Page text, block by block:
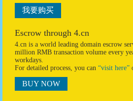
我要购买
Escrow through 4.cn
4.cn is a world leading domain escrow
million RMB transaction volume every
workdays.
For detailed process, you can “visit here”
BUY NOW